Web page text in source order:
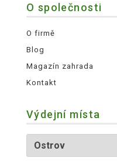
O společnosti
O firmě
Blog
Magazín zahrada
Kontakt
Výdejní místa